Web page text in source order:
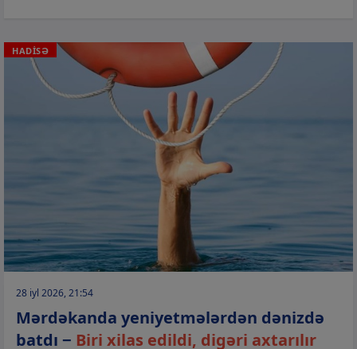
HADİSƏ
28 iyl 2026, 21:54
Mərdəkanda yeniyetmələrdən dənizdə
batdı − Biri xilas edildi, digəri axtarılır